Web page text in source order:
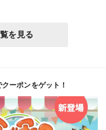
を見る
ーポンをゲット！